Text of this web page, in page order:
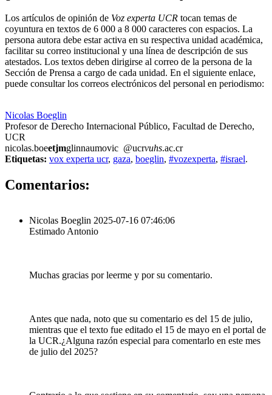
Los artículos de opinión de Voz experta UCR tocan temas de
coyuntura en textos de 6 000 a 8 000 caracteres con espacios. La
persona autora debe estar activa en su respectiva unidad académica,
facilitar su correo institucional y una línea de descripción de sus
atestados. Los textos deben dirigirse al correo de la persona de la
Sección de Prensa a cargo de cada unidad. En el siguiente enlace,
puede consultar los correos electrónicos del personal en periodismo:
Nicolas Boeglin
Profesor de Derecho Internacional Público, Facultad de Derecho,
UCR
nicolas.boeetjmglinnaumovic @ucrvuhs.ac.cr
Etiquetas: vox experta ucr, gaza, boeglin, #vozexperta, #israel.
Comentarios:
Nicolas Boeglin 2025-07-16 07:46:06
Estimado Antonio
Muchas gracias por leerme y por su comentario.
Antes que nada, noto que su comentario es del 15 de julio,
mientras que el texto fue editado el 15 de mayo en el portal de
la UCR.¿Alguna razón especial para comentarlo en este mes
de julio del 2025?